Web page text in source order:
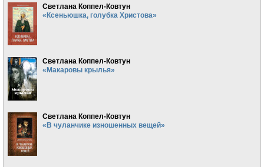
Светлана Коппел-Ковтун
«Ксеньюшка, голубка Христова»
Светлана Коппел-Ковтун
«Макаровы крылья»
Светлана Коппел-Ковтун
«В чуланчике изношенных вещей»